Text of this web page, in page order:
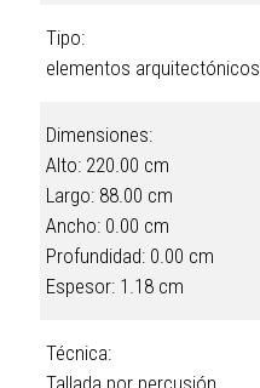
Tipo:
elementos arquitectónicos
Dimensiones:
Alto: 220.00 cm
Largo: 88.00 cm
Ancho: 0.00 cm
Profundidad: 0.00 cm
Espesor: 1.18 cm
Técnica:
Tallada por percusión